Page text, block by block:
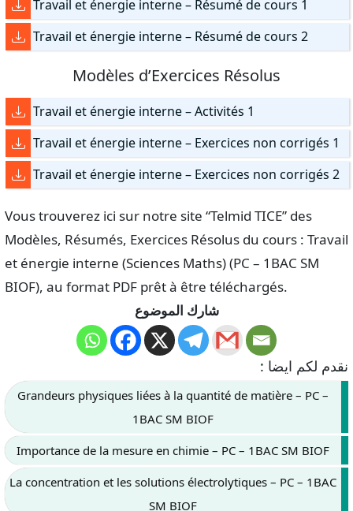
Travail et énergie interne – Résumé de cours 1
Travail et énergie interne – Résumé de cours 2
Modèles d’Exercices Résolus
Travail et énergie interne – Activités 1
Travail et énergie interne – Exercices non corrigés 1
Travail et énergie interne – Exercices non corrigés 2
Vous trouverez ici sur notre site “Telmid TICE” des
Modèles, Résumés, Exercices Résolus du cours : Travail
et énergie interne (Sciences Maths) (PC – 1BAC SM
BIOF), au format PDF prêt à être téléchargés.
شارك الموضوع
نقدم لكم ايضا :
Grandeurs physiques liées à la quantité de matière – PC –
1BAC SM BIOF
Importance de la mesure en chimie – PC – 1BAC SM BIOF
La concentration et les solutions électrolytiques – PC – 1BAC
SM BIOF